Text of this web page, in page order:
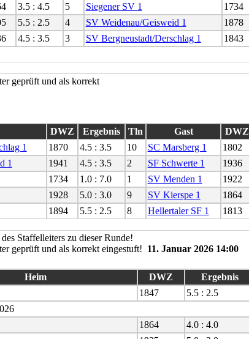
3.5 : 4.5 5 Siegener SV 1
1734
5.5 : 2.5 4 SV Weidenau/Geisweid 1
1878
4.5 : 3.5 3 SV Bergneustadt/Derschlag 1
1843
DWZ Ergebnis Tln Gast
DWZ
1 1870 4.5 : 3.5 10 SC Marsberg 1
1802
1 1941 4.5 : 3.5 2 SF Schwerte 1
1936
1734 1.0 : 7.0 1 SV Menden 1
1922
1928 5.0 : 3.0 9 SV Kierspe 1
1864
1894 5.5 : 2.5 8 Hellertaler SF 1 1813
11. Januar 2026 14:00
Heim DWZ Ergebnis
1847 5.5 : 2.5
1864 4.0 : 4.0